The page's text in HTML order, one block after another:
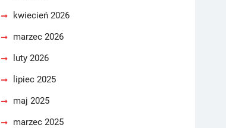
kwiecień 2026
marzec 2026
luty 2026
lipiec 2025
maj 2025
marzec 2025